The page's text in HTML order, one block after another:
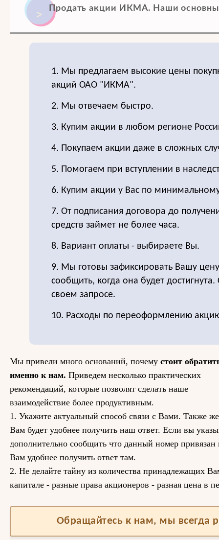
Продать акции ИКМА. Наши
1. Мы предлагаем высокие цены
акций ОАО "ИКМА".
2. Мы отвечаем быстро.
3. Купим акции в любом регионе
4. Покупаем акции даже в сложных
5. Помогаем при вступлении в
6. Купим акции у Вас по
7. От подписания договора до
средств займет не более часа.
8. Вариант оплаты - выбираете Вы.
9. Мы готовы зафиксировать Вашу
сообщить, когда она будет
своем запросе.
10. Расходы по переоформлению
Мы привели много оснований, почему стоит
именно к нам. Приведем несколько практических
рекомендаций, которые позволят сделать наше
взаимодействие более продуктивным.
1. Укажите актуальный способ связи с Вами. Также
Вам будет удобнее получить наш ответ. Если вы
дополнительно сообщить что данный номер привязан
Вам удобнее получить ответ там.
2. Не делайте тайну из количества принадлежащих
капитале - разные права акционеров - разная цена в
Обращайтесь к нам, мы всегда